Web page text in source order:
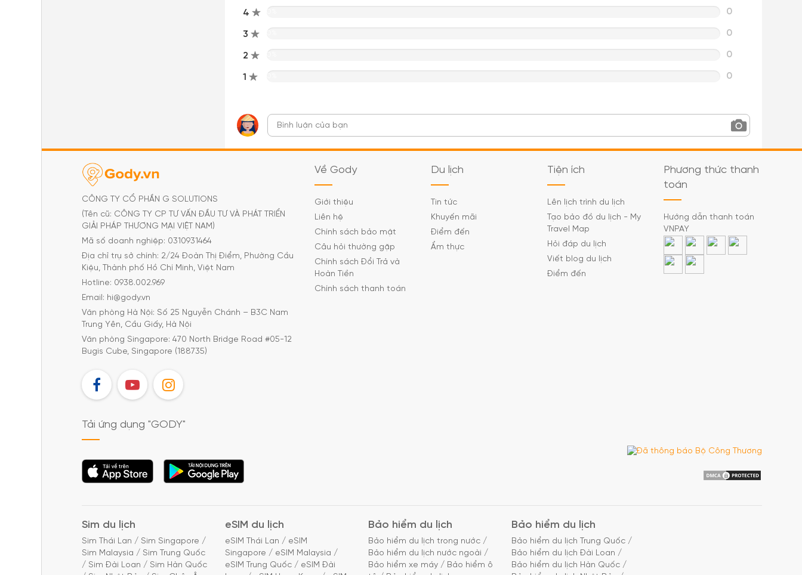
4 0
3 0
2 0
1 0
CÔNG TY CỔ PHẦN G SOLUTIONS
(Tên cũ: CÔNG TY CP TƯ VẤN ĐẦU TƯ VÀ PHÁT TRIỂN
GIẢI PHÁP THƯƠNG MẠI VIỆT NAM)
Mã số doanh nghiệp: 0310931464
Địa chỉ trụ sở chính: 2/24 Đoàn Thị Điểm, Phường Cầu
Kiệu, Thành phố Hồ Chí Minh, Việt Nam
Hotline: 0938.002.969
Email: hi@gody.vn
Văn phòng Hà Nội: Số 25 Nguyễn Chánh – B3C Nam
Trung Yên, Cầu Giấy, Hà Nội
Văn phòng Singapore: 470 North Bridge Road #05-12
Bugis Cube, Singapore (188735)
FB YT IG
Về Gody
Giới thiệu
Liên hệ
Chính sách bảo mật
Câu hỏi thường gặp
Chính sách Đổi Trả và
Hoàn Tiền
Chính sách thanh toán
Du lịch
Tin tức
Khuyến mãi
Điểm đến
Ẩm thực
Tiện ích
Lên lịch trình du lịch
Tạo bảo đồ du lịch - My
Travel Map
Hỏi đáp du lịch
Viết blog du lịch
Điểm đến
Phương thức thanh
toán
Hướng dẫn thanh toán
VNPAY
Tải ứng dụng "GODY"
Tải ứng dụng Tải ứng dụng
Sim du lịch
Sim Thái Lan / Sim Singapore /
Sim Malaysia / Sim Trung Quốc
/ Sim Đài Loan / Sim Hàn Quốc
eSIM du lịch
eSIM Thái Lan / eSIM
Singapore / eSIM Malaysia /
eSIM Trung Quốc / eSIM Đài
Bảo hiểm du lịch
Bảo hiểm du lịch trong nước /
Bảo hiểm du lịch nước ngoài /
Bảo hiểm xe máy / Bảo hiểm ô
Bảo hiểm du lịch
Bảo hiểm du lịch Trung Quốc /
Bảo hiểm du lịch Đài Loan /
Bảo hiểm du lịch Hàn Quốc /